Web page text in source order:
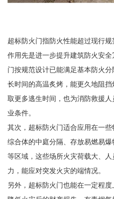
超标防火门指防火性能超过现行
作用先是进一步提升建筑防火安
门按规范设计已能满足基本防火
长时间的高温炙烤，能更久地阻
取更多逃生时间，也为消防救援
业条件。
其次，超标防火门适合应用在一
综合体的中庭分隔、存放易燃易
等区域，这些场所火灾荷载大、
力，能应对突发火灾的端情况。
另外，超标防火门也能在一定程